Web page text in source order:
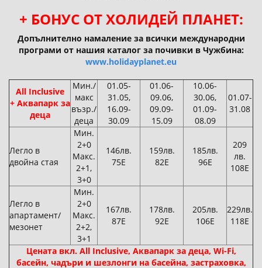
+ БОНУС ОТ ХОЛИДЕЙ ПЛАНЕТ:
Допълнително намаление за всички международни
програми от нашия каталог за почивки в Чужбина:
www.holidayplanet.eu
All Inclusive
+ Аквапарк за
деца
Мин./
макс
възр./
деца
01.05-
31.05,
16.09-
30.09
01.06-
09.06,
09.09-
15.09
10.06-
30.06,
01.09-
08.09
01.07-
31.08
Легло в
двойна стая
Мин.
2+0
Макс.
2+1,
3+0
146лв.
75Е
159лв.
82Е
185лв.
96Е
209
лв.
108Е
Легло в
апартамент/
мезонет
Мин.
2+0
Макс.
2+2,
3+1
167лв.
87Е
178лв.
92Е
205лв.
106Е
229лв.
118Е
Цената вкл. All Inclusive, Аквапарк за деца, Wi-Fi,
басейн, чадъри и шезлонги на басейна, застраховка,